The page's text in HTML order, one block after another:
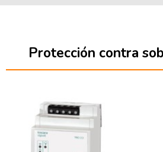
Protección contra